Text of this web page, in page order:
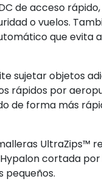
de acceso
o vuelos.
que evita
sujetar objetos
rápidos por
de forma más
UltraZips™
cortada
pequeños.